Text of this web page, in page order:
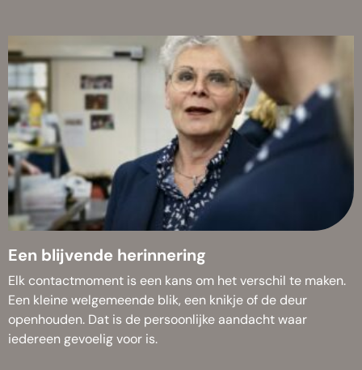
Een blijvende herinnering
Elk contactmoment is een kans om het verschil te maken.
Een kleine welgemeende blik, een knikje of de deur
openhouden. Dat is de persoonlijke aandacht waar
iedereen gevoelig voor is.